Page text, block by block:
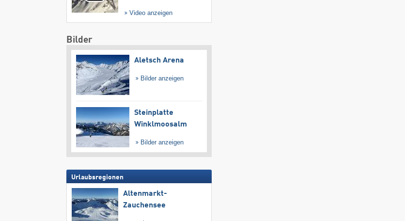
Video anzeigen
Bilder
Aletsch Arena
Bilder anzeigen
Steinplatte
Winklmoosalm
Bilder anzeigen
Urlaubsregionen
Altenmarkt-
Zauchensee